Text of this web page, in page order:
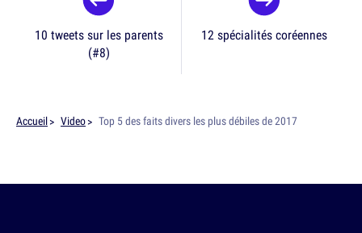
10 tweets sur les parents
(#8)
12 spécialités coréennes
Accueil Video Top 5 des faits divers les plus débiles de 2017